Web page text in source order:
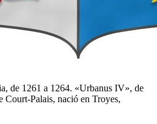
de 1261 a 1264. «Urbanus IV», de
Court-Palais, nació en Troyes,